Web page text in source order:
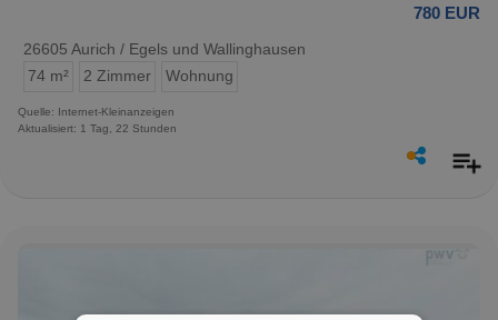
780 EUR
26605 Aurich / Egels und Wallinghausen
74 m²
2 Zimmer Wohnung
Quelle: Internet-Kleinanzeigen
Aktualisiert: 1 Tag, 22 Stunden